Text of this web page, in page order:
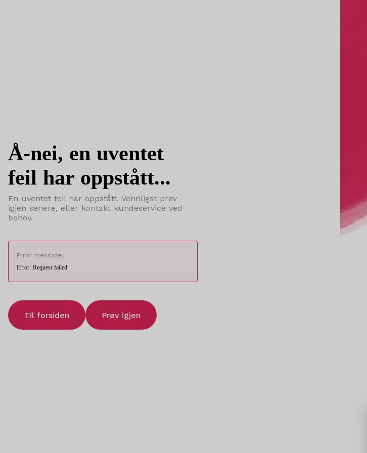
Å-nei, en uventet
feil har oppstått...
En uventet feil har oppstått. Vennligst prøv
igjen senere, eller kontakt kundeservice ved
behov.
Error message:
Error: Request failed
Til forsiden Prøv igjen